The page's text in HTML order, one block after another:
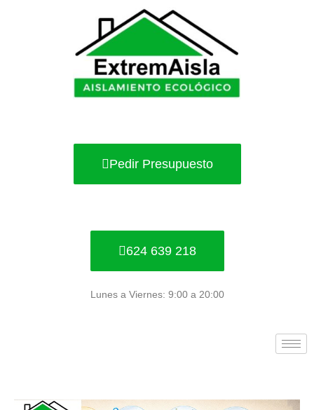
Pedir Presupuesto
624 639 218
Lunes a Viernes: 9:00 a 20:00